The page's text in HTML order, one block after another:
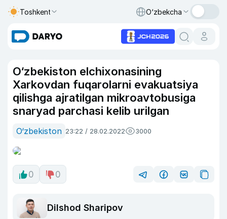
Toshkent O‘zbekcha
O‘zbekiston elchixonasining
Xarkovdan fuqarolarni evakuatsiya
qilishga ajratilgan mikroavtobusiga
snaryad parchasi kelib urilgan
O‘zbekiston 23:22 / 28.02.2022 3000
0 0
Dilshod Sharipov